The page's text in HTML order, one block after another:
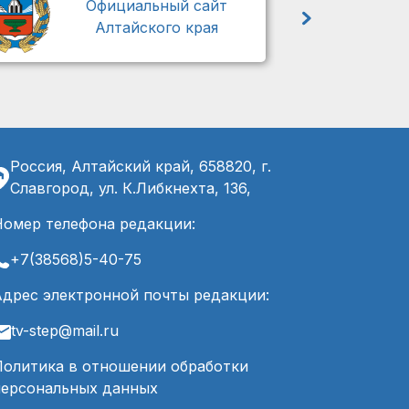
Официальный сайт
Алтайского края
Россия, Алтайский край, 658820, г.
Славгород, ул. К.Либкнехта, 136,
телефона редакции:
+7(38568)5-40-75
электронной почты редакции:
tv-step@mail.ru
в отношении обработки
данных